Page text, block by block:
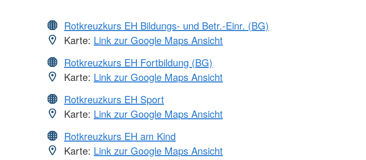
Rotkreuzkurs EH Bildungs- und Betr.-Einr. (BG)
Karte: Link zur Google Maps Ansicht
Rotkreuzkurs EH Fortbildung (BG)
Karte: Link zur Google Maps Ansicht
Rotkreuzkurs EH Sport
Karte: Link zur Google Maps Ansicht
Rotkreuzkurs EH am Kind
Karte: Link zur Google Maps Ansicht